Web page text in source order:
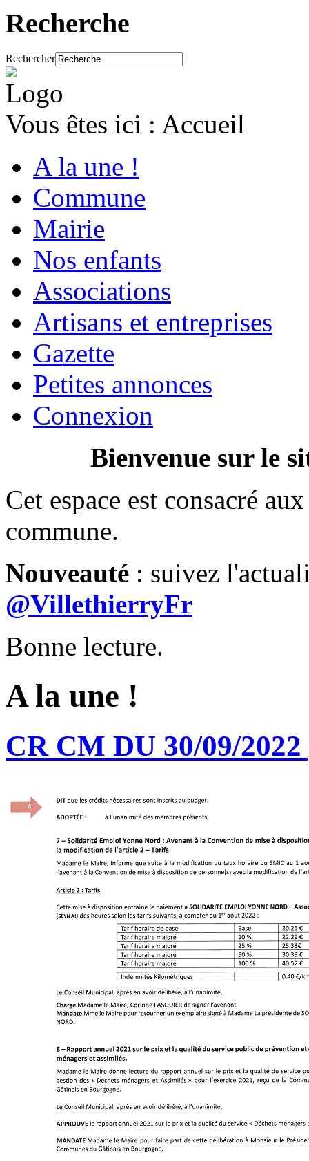
Recherche
Rechercher
Vous êtes ici : Accueil
A la une !
Commune
Mairie
Nos enfants
Associations
Artisans et entreprises
Gazette
Petites annonces
Connexion
Bienvenue sur le
Cet espace est consacré
commune.
Nouveauté : suivez
@VillethierryFr
Bonne lecture.
A la une !
CR CM DU 30/09/2022